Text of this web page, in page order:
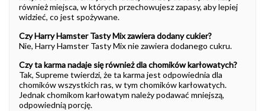
również miejsca, w których przechowujesz zapasy, aby lepiej
widzieć, co jest spożywane.
Czy Harry Hamster Tasty Mix zawiera dodany cukier?
Nie, Harry Hamster Tasty Mix nie zawiera dodanego cukru.
Czy ta karma nadaje się również dla chomików karłowatych?
Tak, Supreme twierdzi, że ta karma jest odpowiednia dla
chomików wszystkich ras, w tym chomików karłowatych.
Jednak chomikom karłowatym należy podawać mniejszą,
odpowiednią porcję.